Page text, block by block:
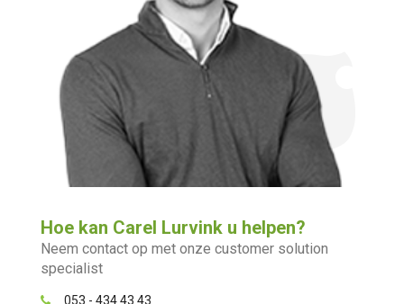
Hoe kan Carel Lurvink u helpen?
Neem contact op met onze customer solution
specialist
053 - 434 43 43